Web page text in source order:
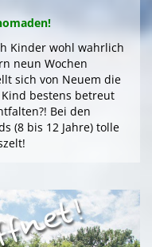
Anreise und
nĂ¤chtigen im
â€Ś in einer
im kuscheligen
beherbergt
â€Ś Sie
Lounge! FĂźr
an den
Photovoltaik am Dach
â€Ś
Kinder wohl wahrlich
neun Wochen
sich von Neuem die
bestens betreut
Bei den
(8 bis 12 Jahre) tolle